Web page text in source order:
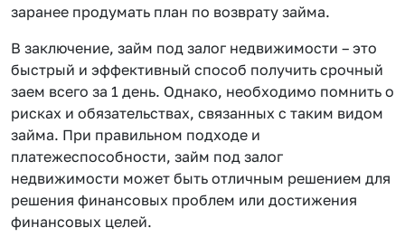
заранее продумать план по возврату займа.
В заключение, займ под залог недвижимости – это
быстрый и эффективный способ получить срочный
заем всего за 1 день. Однако, необходимо помнить о
рисках и обязательствах, связанных с таким видом
займа. При правильном подходе и
платежеспособности, займ под залог
недвижимости может быть отличным решением для
решения финансовых проблем или достижения
финансовых целей.